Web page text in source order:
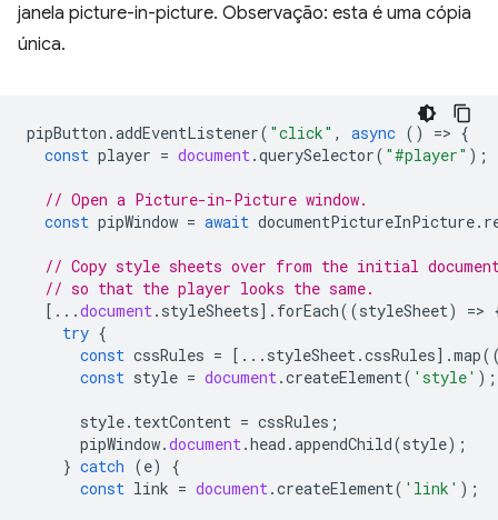
janela picture-in-picture. Observação: esta é uma cópia
única.
pipButton .addEventListener( "click" , async () => {
const player = document .querySelector( "#player" );
// Open a Picture-in-Picture window.
const pipWindow = await documentPictureInPicture.
// Copy style sheets over from the initial
// so that the player looks the same.
[...document . styleSheets]. forEach((styleSheet) =>
try {
const cssRules = [... styleSheet .cssRules].map
const style = document .createElement( 'style' );
style. textContent = cssRules ;
pipWindow.document .head .appendChild(style);
} catch (e)
{
const link = document .createElement( 'link' );